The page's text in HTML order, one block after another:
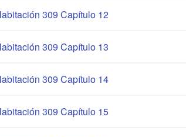
309 Capítulo 12
309 Capítulo 13
309 Capítulo 14
309 Capítulo 15